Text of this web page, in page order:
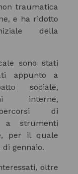
traumatica
e ha ridotto
della
sono stati
appunto a
sociale,
interne,
di
a strumenti
per il quale
gennaio.
oltre